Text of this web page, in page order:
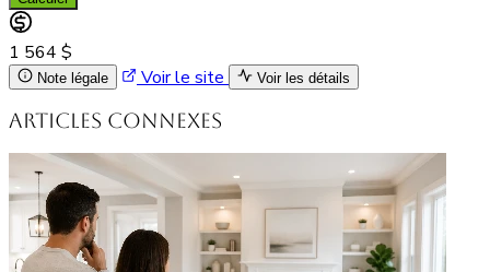
1 564 $
Note légale Voir le site Voir les détails
Articles connexes